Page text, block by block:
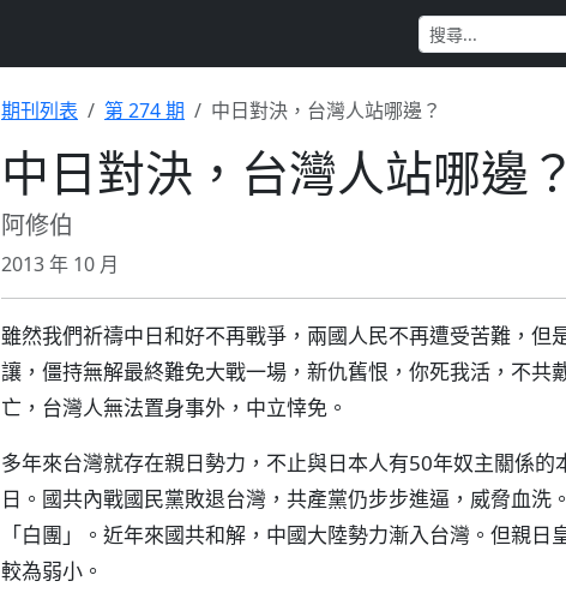
期刊列表 第 274 期 中日對決，台灣人站哪邊？
中日對決，台灣人站哪邊？
阿修伯
2013 年 10 月
雖然我們祈禱中日和好不再戰爭，兩國人民不再遭受苦難，但
讓，僵持無解最終難免大戰一場，新仇舊恨，你死我活，不共
亡，台灣人無法置身事外，中立悻免。
多年來台灣就存在親日勢力，不止與日本人有50年奴主關係
日。國共內戰國民黨敗退台灣，共產黨仍步步進逼，威脅血洗
「白團」。近年來國共和解，中國大陸勢力漸入台灣。但親
較為弱小。